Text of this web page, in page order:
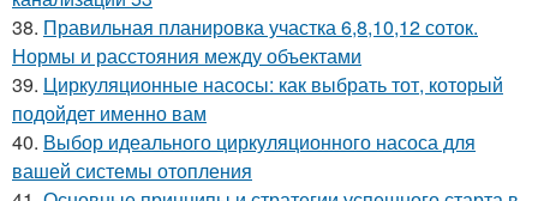
38. Правильная планировка участка 6,8,10,12 соток.
Нормы и расстояния между объектами
39. Циркуляционные насосы: как выбрать тот, который
подойдет именно вам
40. Выбор идеального циркуляционного насоса для
вашей системы отопления